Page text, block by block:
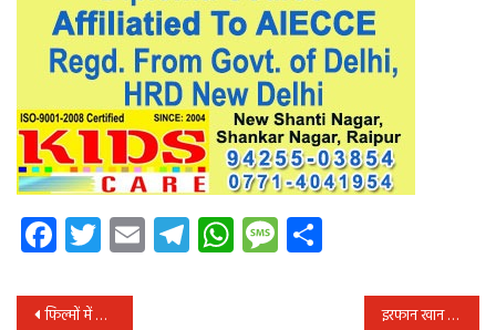
Facebook
Twitter
EmailTelegram
WhatsApp
Message
पोस्ट
फिल्मों में किसिंग सीन को लेकर असहज महसूस करते हैं सिंघम स्टार इरफान खान सभी खानों से बेहतर, उनके साथ काम करना गौरव की बात : करीना